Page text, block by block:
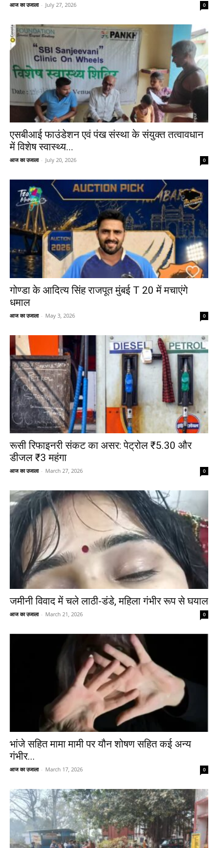
आज का उजाला - July 27, 2026 0
एसबीआई फाउंडेशन एवं पंख संस्था के संयुक्त तत्वावधान
में विशेष स्वास्थ्य...
आज का उजाला - July 20, 2026 0
गोण्डा के आदित्य सिंह राजपूत मुंबई T 20 में मचाएंगे
धमाल
आज का उजाला - May 3, 2026 0
रूसी रिफाइनरी संकट का असर: पेट्रोल ₹5.30 और
डीजल ₹3 महंगा
आज का उजाला - March 27, 2026 0
जमीनी विवाद में चले लाठी-डंडे, महिला गंभीर रूप से घयाल
आज का उजाला - March 21, 2026 0
भांजे सहित मामा मामी पर यौन शोषण सहित कई अन्य
गंभीर...
आज का उजाला - March 17, 2026 0